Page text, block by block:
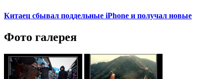
Китаец сбывал поддельные iPhone и получал новые
Фото галерея